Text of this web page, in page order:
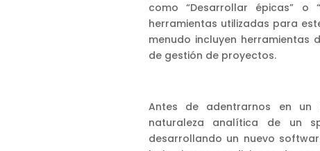
como “Desarrollar épicas” o
herramientas utilizadas para
menudo incluyen
de gestión de proyectos.
Antes de adentrarnos en un
naturaleza analítica de un
desarrollando un nuevo